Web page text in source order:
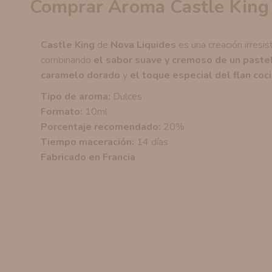
Comprar Aroma Castle
Castle King de Nova Liquides es una creación
combinando el sabor suave y cremoso de un
caramelo dorado y el toque especial del flan
Tipo de aroma: Dulces
Formato: 10ml
Porcentaje recomendado: 20%
Tiempo maceración: 14 días
Fabricado en Francia